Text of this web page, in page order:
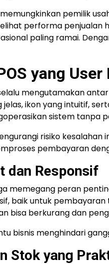
pemilik
performa penjualan
paling ramai.
yang User
mengutamakan
ikon yang intuitif,
sistem tanpa
risiko
pembayaran
dan Responsif
memegang peran
baik untuk
bisa berkurang dan
bisnis menghindari
Stok yang